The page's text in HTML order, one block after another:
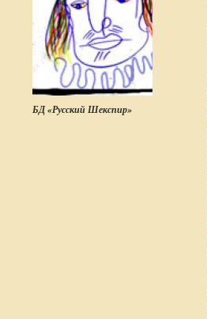
БД «Русский Шекспир»